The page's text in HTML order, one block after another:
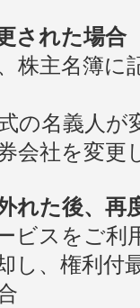
された場合
株主名簿に
の名義人が
会社を変更
れた後、再
ビスをご利
し、権利付